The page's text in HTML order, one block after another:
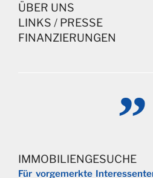
ÜBER UNS
LINKS / PRESSE
FINANZIERUNGEN
IMMOBILIENGESUCHE
Für vorgemerkte